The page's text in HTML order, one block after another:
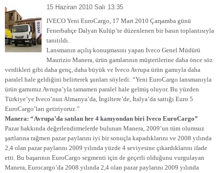
15 Haziran 2010 Salı 13:35
IVECO Yeni EuroCargo, 17 Mart 2010 Çarşamba günü
Fenerbahçe Dalyan Kulüp’te düzenlenen bir basın toplantısıyla
tanıtıldı.
Lansmanın açılış konuşmasını yapan Iveco Genel Müdürü
Maurizio Manera, ürün gamlarının müşterilerine daha önce söz
verdikleri gibi daha genç, daha büyük ve Iveco Avrupa ürün gamıyla daha
paralel hale geldiğini belirterek şunları söyledi: “Yeni EuroCargo lansmanıyla
ürün gamımız Avrupa’yla tamamen paralel hale gelmiş oluyor. Bu yüzden
Türkiye’ye Iveco’nun Almanya’da, İngiltere’de, İtalya’da sattığı Euro 5
EuroCargo’ları getiriyoruz.”
Manera: “Avrupa’da satılan her 4 kamyondan biri Iveco EuroCargo”
Pazar hakkında değerlendirmelerde bulunan Manera, 2009’un tüm olumsuz
şartlarına rağmen pazar paylarını iyi bir sonuçla kapadıklarını ve 2008 yılında
2,4 olan pazar paylarını 2009 yılında yüzde 4 seviyesine çıkardıklarını ifade
etti. Bu başarının EuroCargo segmenti için de geçerli olduğunu vurgulayan
Manera, Eurocargo’da 2008 yılında 2,4 olan pazar paylarını 2009 yılında